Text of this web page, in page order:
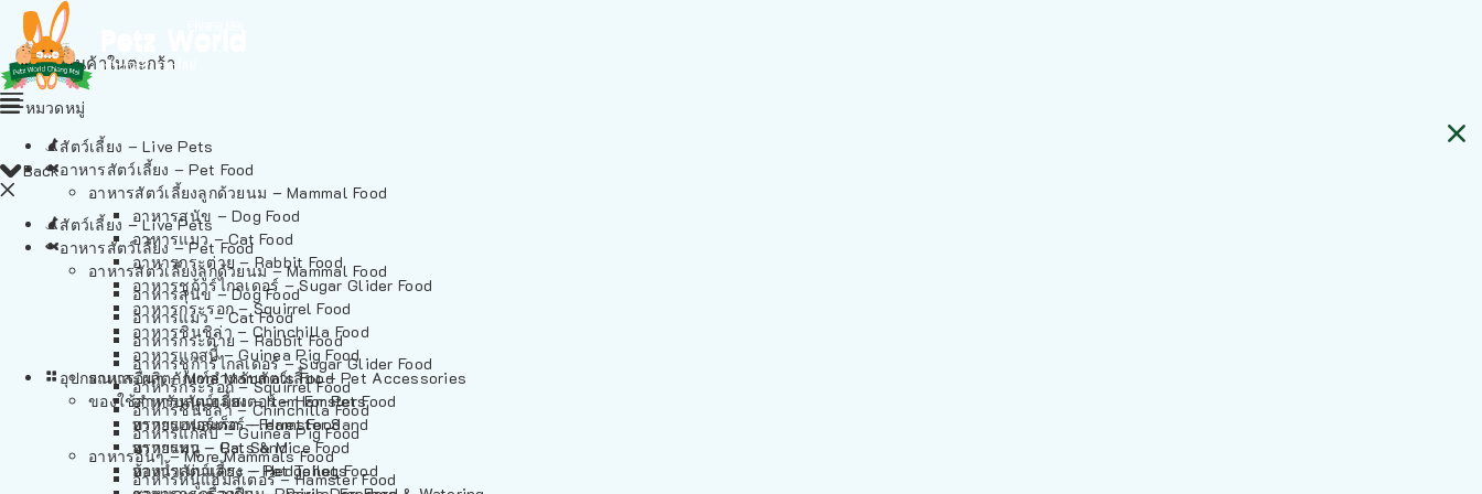
ไม่มีสินค้าในตะกร้า
Back
สัตว์เลี้ยง – Live Pets
อาหารสัตว์เลี้ยง – Pet Food
อาหารสัตว์เลี้ยงลูกด้วยนม – Mammal Food
อาหารสุนัข – Dog Food
อาหารแมว – Cat Food
อาหารกระต่าย – Rabbit Food
อาหารชูก้าร์ไกลเดอร์ – Sugar Glider Food
อาหารกระรอก – Squirrel Food
อาหารชินชิล่า – Chinchilla Food
อาหารแกสบี้ – Guinea Pig Food
อาหารอื่นๆ – More Mammals Food
อาหารหนูแฮมสเตอร์ – Hamster Food
หมวดหมู่
สัตว์เลี้ยง – Live Pets
อาหารสัตว์เลี้ยง – Pet Food
อาหารสัตว์เลี้ยงลูกด้วยนม – Mammal Food
อาหารสุนัข – Dog Food
อาหารแมว – Cat Food
อาหารกระต่าย – Rabbit Food
อาหารชูก้าร์ไกลเดอร์ – Sugar Glider Food
อาหารกระรอก – Squirrel Food
อาหารชินชิล่า – Chinchilla Food
อาหารแกสบี้ – Guinea Pig Food
อาหารอื่นๆ – More Mammals Food
อาหารหนูแฮมสเตอร์ – Hamster Food
อาหารเฟอร์เร็ต – Ferret Food
อาหารหนู – Rats & Mice Food
อาหารเม่นแคระ – Hedgehog Food
อุปกรณและผลิตภัณฑ์สำหรับสัตว์เลี้ยง – Pet Accessories
ของใช้สำหรับสัตว์เลี้ยง – Item For Pets
ทรายแฮมสเตอร์ – Hamster Sand
ทรายแมว – Cat Sand
ห้องน้ำสัตว์เลี้ยง – Pet Toilets